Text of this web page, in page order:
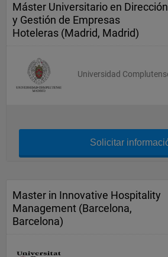
Máster Universitario en Dirección
y Gestión de Empresas
Hoteleras (Madrid, Madrid)
Universidad
Solicitar
Master in Innovative Hospitality
Management (Barcelona,
Barcelona)